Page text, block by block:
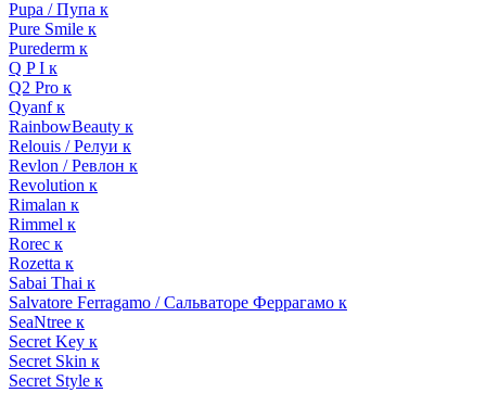
Pupa / Пупа к
Pure Smile к
Purederm к
Q P I к
Q2 Pro к
Qyanf к
RainbowBeauty к
Relouis / Релуи к
Revlon / Ревлон к
Revolution к
Rimalan к
Rimmel к
Rorec к
Rozetta к
Sabai Thai к
Salvatore Ferragamo / Сальваторе Феррагамо к
SeaNtree к
Secret Key к
Secret Skin к
Secret Style к